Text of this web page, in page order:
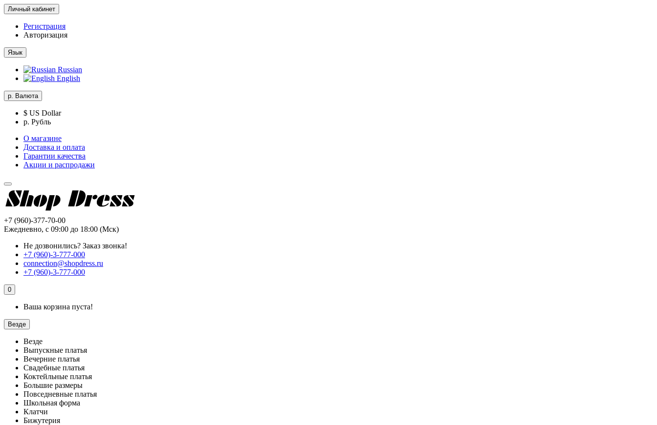
Личный кабинет
Регистрация
Авторизация
Язык
Russian
English
р. Валюта
$ US Dollar
р. Рубль
О магазине
Доставка и оплата
Гарантии качества
Акции и распродажи
+7 (960)-377-70-00
Ежедневно, с 09:00 до 18:00 (Мск)
Не дозвонились? Заказ звонка!
+7 (960)-3-777-000
connection@shopdress.ru
+7 (960)-3-777-000
0
Ваша корзина пуста!
Везде
Везде
Выпускные платья
Вечерние платья
Свадебные платья
Коктейльные платья
Большие размеры
Повседневные платья
Школьная форма
Клатчи
Бижутерия